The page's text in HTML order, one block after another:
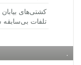
کشتی‌های
تلفات بی‌سابقه
.